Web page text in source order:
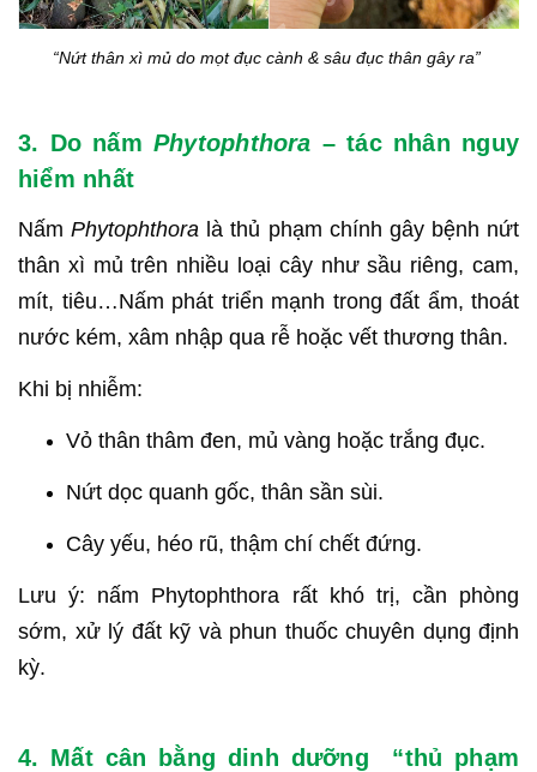
“Nứt thân xì mủ do mọt đục cành & sâu đục thân gây ra”
3. Do nấmPhytophthora – tác nhân nguy
hiểm nhất
NấmPhytophthora là thủ phạm chính gây bệnh nứt
thân xì mủ trên nhiều loại cây như sầu riêng, cam,
mít, tiêu…Nấm phát triển mạnh trong đất ẩm, thoát
nước kém, xâm nhập qua rễ hoặc vết thương thân.
Khi bị nhiễm:
Vỏ thân thâm đen, mủ vàng hoặc trắng đục.
Nứt dọc quanh gốc, thân sần sùi.
Cây yếu, héo rũ, thậm chí chết đứng.
Lưu ý: nấm Phytophthora rất khó trị, cần phòng
sớm, xử lý đất kỹ và phun thuốc chuyên dụng định
kỳ.
4. Mất cân bằng dinh dưỡng “thủ phạm